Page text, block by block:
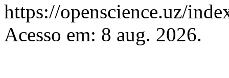
https://openscience.uz/
Acesso em: 8 aug. 2026.